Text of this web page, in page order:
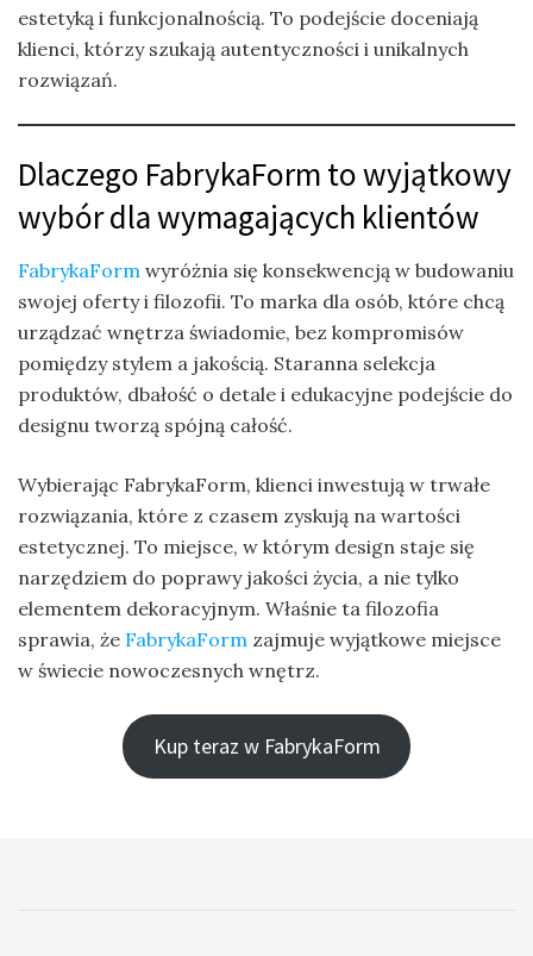
estetyką i funkcjonalnością. To podejście doceniają
klienci, którzy szukają autentyczności i unikalnych
rozwiązań.
Dlaczego FabrykaForm to wyjątkowy
wybór dla wymagających klientów
FabrykaForm wyróżnia się konsekwencją w budowaniu
swojej oferty i filozofii. To marka dla osób, które chcą
urządzać wnętrza świadomie, bez kompromisów
pomiędzy stylem a jakością. Staranna selekcja
produktów, dbałość o detale i edukacyjne podejście do
designu tworzą spójną całość.
Wybierając FabrykaForm, klienci inwestują w trwałe
rozwiązania, które z czasem zyskują na wartości
estetycznej. To miejsce, w którym design staje się
narzędziem do poprawy jakości życia, a nie tylko
elementem dekoracyjnym. Właśnie ta filozofia
sprawia, że FabrykaForm zajmuje wyjątkowe miejsce
w świecie nowoczesnych wnętrz.
Kup teraz w FabrykaForm